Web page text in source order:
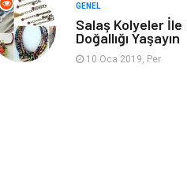
Giyim Veteriner
GENEL
Salaş Kolyeler İle
Doğallığı Yaşayın
10 Oca 2019, Per